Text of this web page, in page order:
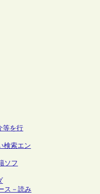
等を行
検索エン
ソフ
ス－読み